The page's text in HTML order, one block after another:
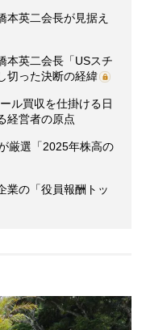
本英二会長が見据え
本英二会長「USスチ
切った決断の経緯
ル買収を仕掛ける日
経営者の原点
厳選「2025年株高の
業の「役員報酬トッ